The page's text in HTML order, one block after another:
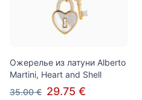
Ожерелье из латуни Alberto
Martini, Heart and Shell
35.00 € 29.75 €